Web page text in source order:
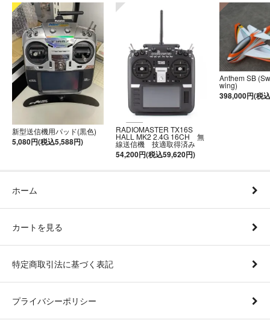
新型送信機用パッド(黒色)
5,080円(税込5,588円)
RADIOMASTER TX16S
HALL MK2 2.4G 16CH 無
線送信機 技適取得済み
54,200円(税込59,620円)
Anthem SB
wing)
398,000円(税
ホーム
カートを見る
特定商取引法に基づく表記
プライバシーポリシー